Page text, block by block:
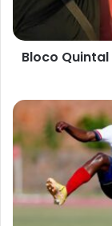
carnaval
2023
Bloco
São
é
derrotado
virada
pelo